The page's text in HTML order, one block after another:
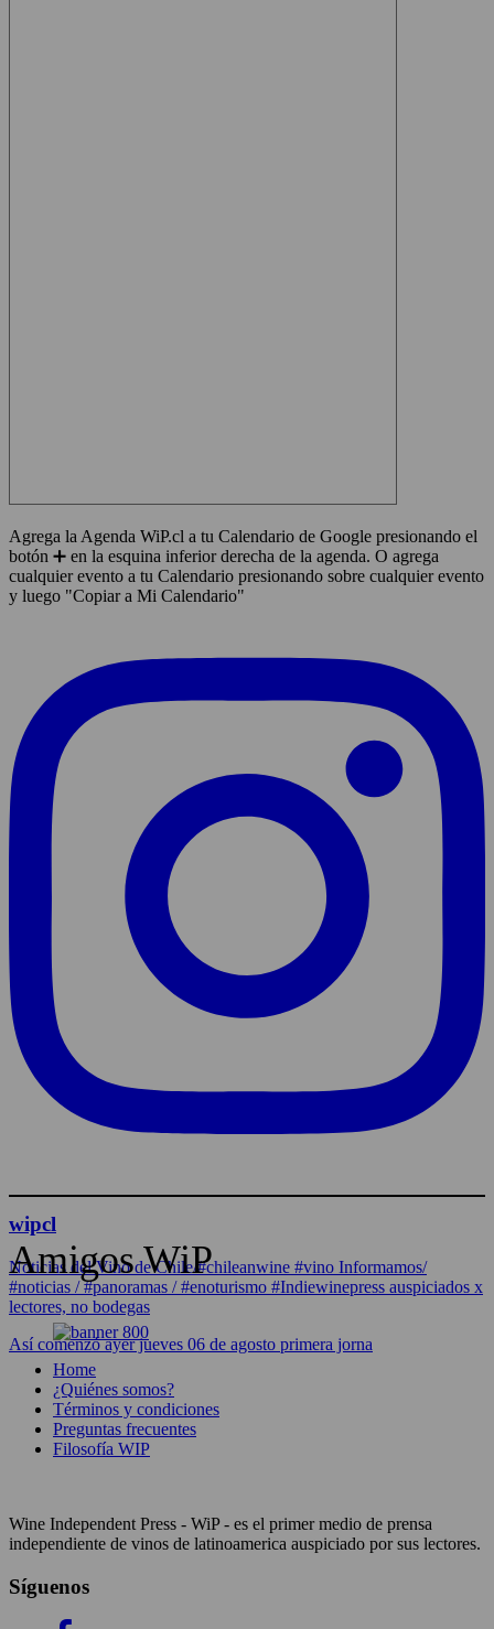
Agrega la Agenda WiP.cl a tu Calendario de Google presionando el
botón ➕ en la esquina inferior derecha de la agenda. O agrega
cualquier evento a tu Calendario presionando sobre cualquier evento
y luego "Copiar a Mi Calendario"
wipcl
Noticias del Vino de Chile/#chileanwine #vino Informamos/
#noticias / #panoramas / #enoturismo #Indiewinepress auspiciados x
lectores, no bodegas
Así comenzó ayer jueves 06 de agosto primera jorna
Amigos WiP
Home
¿Quiénes somos?
Términos y condiciones
Preguntas frecuentes
Filosofía WIP
Wine Independent Press - WiP - es el primer medio de prensa
independiente de vinos de latinoamerica auspiciado por sus lectores.
Síguenos